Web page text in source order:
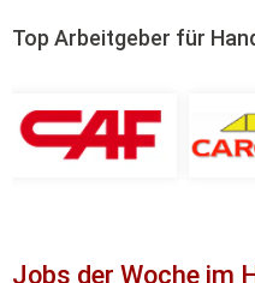
Top Arbeitgeber für
Jobs der Woche im